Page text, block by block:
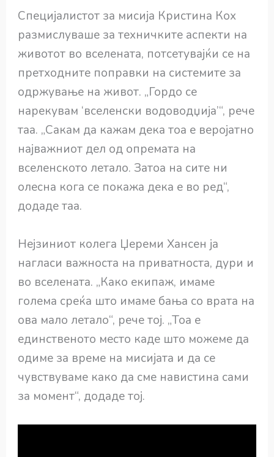
Специјалистот за мисија Кристина Кох
размислуваше за техничките аспекти на
животот во вселената, потсетувајќи се на
претходните поправки на системите за
одржување на живот. „Гордо се
нарекувам ‘вселенски водоводџија’“, рече
таа. „Сакам да кажам дека тоа е веројатно
најважниот дел од опремата на
вселенското летало. Затоа на сите ни
олесна кога се покажа дека е во ред“,
додаде таа.
Нејзиниот колега Џереми Хансен ја
нагласи важноста на приватноста, дури и
во вселената. „Како екипаж, имаме
голема среќа што имаме бања со врата на
ова мало летало“, рече тој. „Тоа е
единственото место каде што можеме да
одиме за време на мисијата и да се
чувствуваме како да сме навистина сами
за момент“, додаде тој.